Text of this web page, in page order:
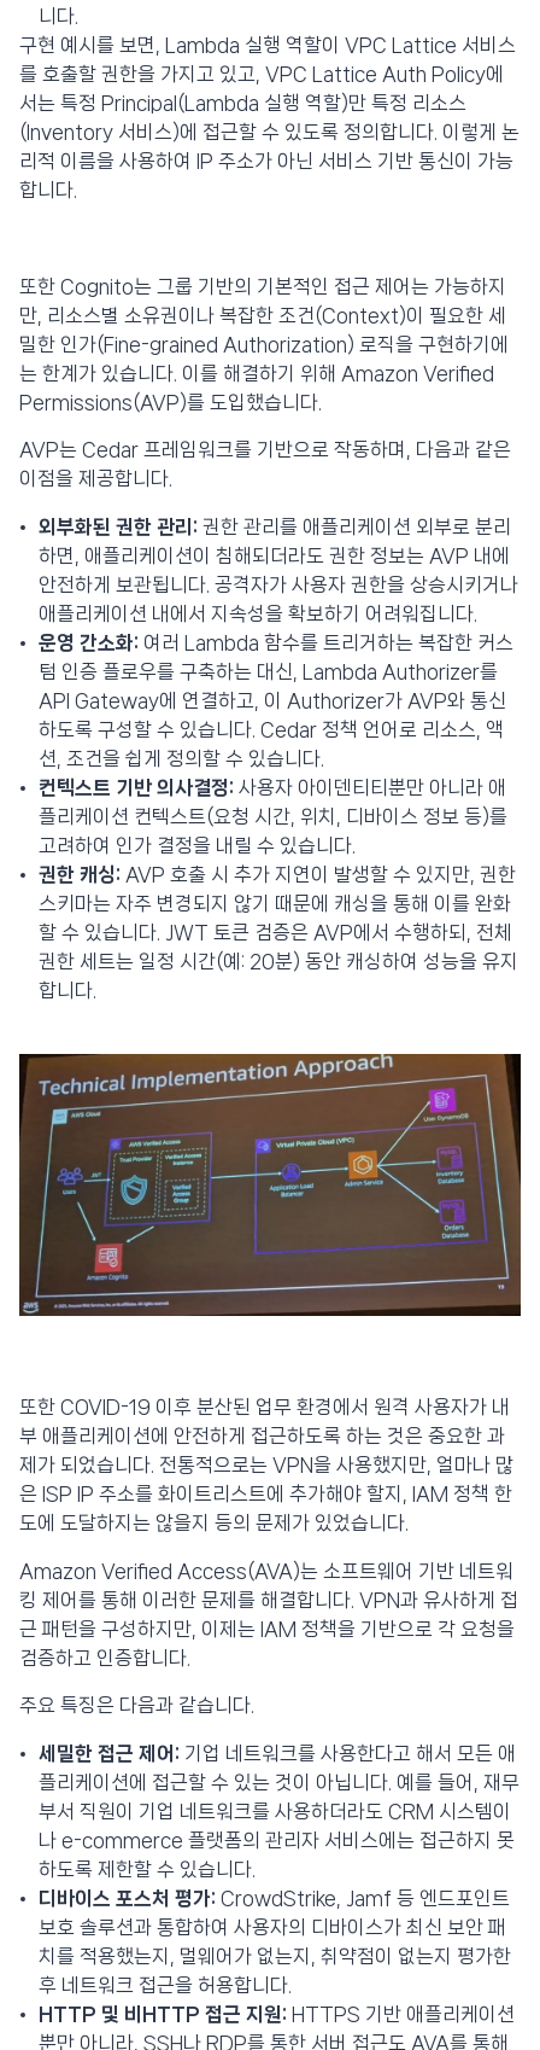
니다.
구현 예시를 보면, Lambda 실행 역할이 VPC Lattice 서비스
를 호출할 권한을 가지고 있고, VPC Lattice Auth Policy에
서는 특정 Principal(Lambda 실행 역할)만 특정 리소스
(Inventory 서비스)에 접근할 수 있도록 정의합니다. 이렇게 논
리적 이름을 사용하여 IP 주소가 아닌 서비스 기반 통신이 가능
합니다.
또한 Cognito는 그룹 기반의 기본적인 접근 제어는 가능하지
만, 리소스별 소유권이나 복잡한 조건(Context)이 필요한 세
밀한 인가(Fine-grained Authorization) 로직을 구현하기에
는 한계가 있습니다. 이를 해결하기 위해 Amazon Verified
Permissions(AVP)를 도입했습니다.
AVP는 Cedar 프레임워크를 기반으로 작동하며, 다음과 같은
이점을 제공합니다.
외부화된 권한 관리: 권한 관리를 애플리케이션 외부로 분리
하면, 애플리케이션이 침해되더라도 권한 정보는 AVP 내에
안전하게 보관됩니다. 공격자가 사용자 권한을 상승시키거나
애플리케이션 내에서 지속성을 확보하기 어려워집니다.
운영 간소화: 여러 Lambda 함수를 트리거하는 복잡한 커스
텀 인증 플로우를 구축하는 대신, Lambda Authorizer를
API Gateway에 연결하고, 이 Authorizer가 AVP와 통신
하도록 구성할 수 있습니다. Cedar 정책 언어로 리소스, 액
션, 조건을 쉽게 정의할 수 있습니다.
컨텍스트 기반 의사결정: 사용자 아이덴티티뿐만 아니라 애
플리케이션 컨텍스트(요청 시간, 위치, 디바이스 정보 등)를
고려하여 인가 결정을 내릴 수 있습니다.
권한 캐싱: AVP 호출 시 추가 지연이 발생할 수 있지만, 권한
스키마는 자주 변경되지 않기 때문에 캐싱을 통해 이를 완화
할 수 있습니다. JWT 토큰 검증은 AVP에서 수행하되, 전체
권한 세트는 일정 시간(예: 20분) 동안 캐싱하여 성능을 유지
합니다.
또한 COVID-19 이후 분산된 업무 환경에서 원격 사용자가 내
부 애플리케이션에 안전하게 접근하도록 하는 것은 중요한 과
제가 되었습니다. 전통적으로는 VPN을 사용했지만, 얼마나 많
은 ISP IP 주소를 화이트리스트에 추가해야 할지, IAM 정책 한
도에 도달하지는 않을지 등의 문제가 있었습니다.
Amazon Verified Access(AVA)는 소프트웨어 기반 네트워
킹 제어를 통해 이러한 문제를 해결합니다. VPN과 유사하게 접
근 패턴을 구성하지만, 이제는 IAM 정책을 기반으로 각 요청을
검증하고 인증합니다.
주요 특징은 다음과 같습니다.
세밀한 접근 제어: 기업 네트워크를 사용한다고 해서 모든 애
플리케이션에 접근할 수 있는 것이 아닙니다. 예를 들어, 재무
부서 직원이 기업 네트워크를 사용하더라도 CRM 시스템이
나 e-commerce 플랫폼의 관리자 서비스에는 접근하지 못
하도록 제한할 수 있습니다.
디바이스 포스처 평가: CrowdStrike, Jamf 등 엔드포인트
보호 솔루션과 통합하여 사용자의 디바이스가 최신 보안 패
치를 적용했는지, 멀웨어가 없는지, 취약점이 없는지 평가한
후 네트워크 접근을 허용합니다.
HTTP 및 비HTTP 접근 지원: HTTPS 기반 애플리케이션
뿐만 아니라, SSH나 RDP를 통한 서버 접근도 AVA를 통해